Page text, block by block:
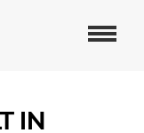
IN